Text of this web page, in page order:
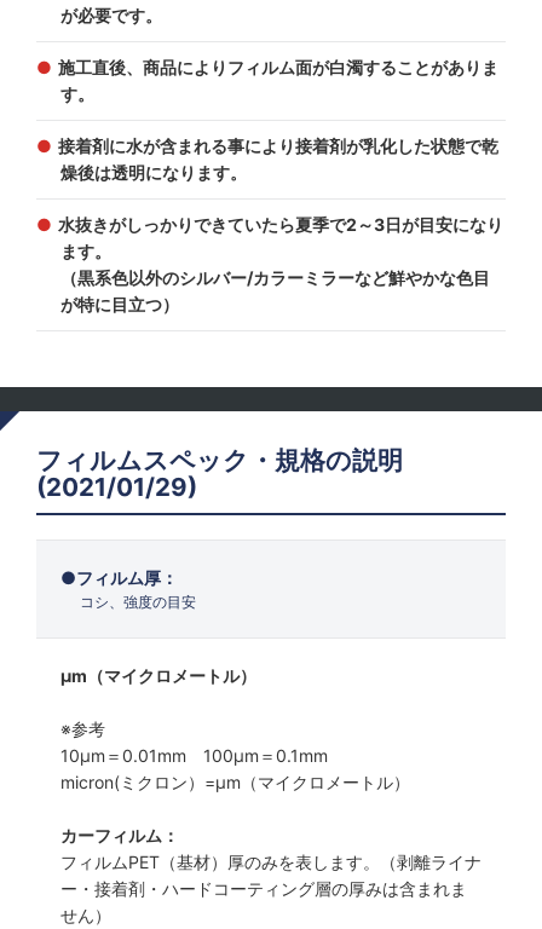
が必要です。
施工直後、商品によりフィルム面が白濁することがありま
す。
接着剤に水が含まれる事により接着剤が乳化した状態で乾
燥後は透明になります。
水抜きがしっかりできていたら夏季で2～3日が目安になり
ます。
（黒系色以外のシルバー/カラーミラーなど鮮やかな色目
が特に目立つ）
フィルムスペック・規格の説明
(2021/01/29)
フィルム厚：
コシ、強度の目安
μm（マイクロメートル）
※参考
10μm＝0.01mm 100μm＝0.1mm
micron(ミクロン）=µm（マイクロメートル）
カーフィルム：
フィルムPET（基材）厚のみを表します。（剥離ライナ
ー・接着剤・ハードコーティング層の厚みは含まれま
せん）